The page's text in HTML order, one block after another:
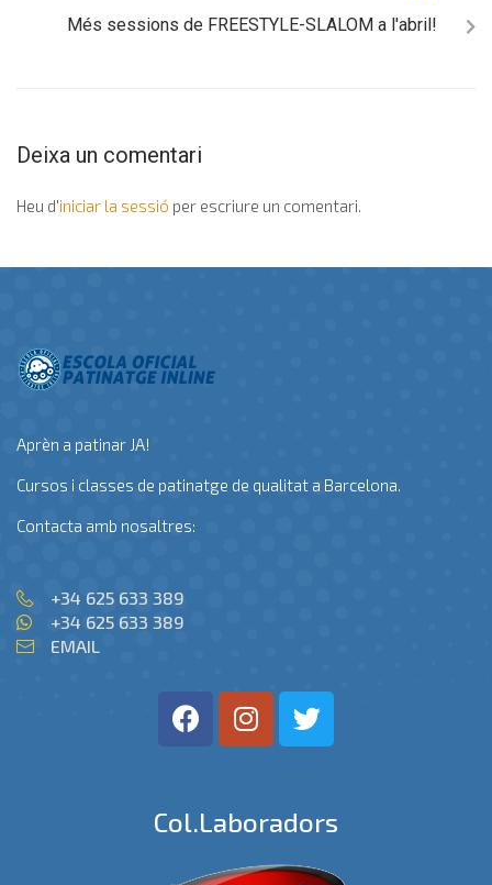
Més sessions de FREESTYLE-SLALOM a l'abril!
Deixa un comentari
Heu d'iniciar la sessió per escriure un comentari.
Aprèn a patinar JA!
Cursos i classes de patinatge de qualitat a Barcelona.
Contacta amb nosaltres:
+34 625 633 389
+34 625 633 389
EMAIL
Col.laboradors